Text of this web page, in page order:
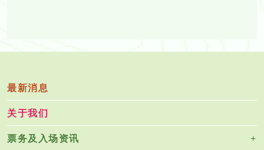
最新消息
关于我们
票务及入场资讯